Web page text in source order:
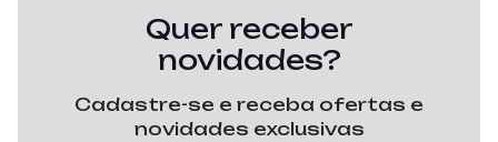
Quer receber
novidades?
Cadastre-se e receba ofertas e
novidades exclusivas